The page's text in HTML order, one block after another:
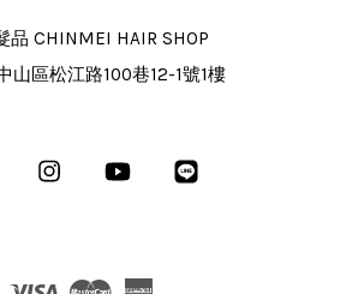
品 CHINMEI HAIR SHOP
山區松江路100巷12-1號1樓
Facebook InstagramYouTube
Visa Master